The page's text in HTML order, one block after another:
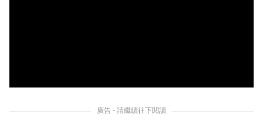
廣告 - 請繼續往下閱讀